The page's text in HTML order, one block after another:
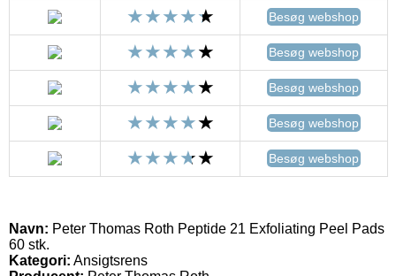
Besøg webshop
Besøg webshop
Besøg webshop
Besøg webshop
Besøg webshop
Navn: Peter Thomas Roth Peptide 21 Exfoliating Peel Pads
60 stk.
Kategori: Ansigtsrens